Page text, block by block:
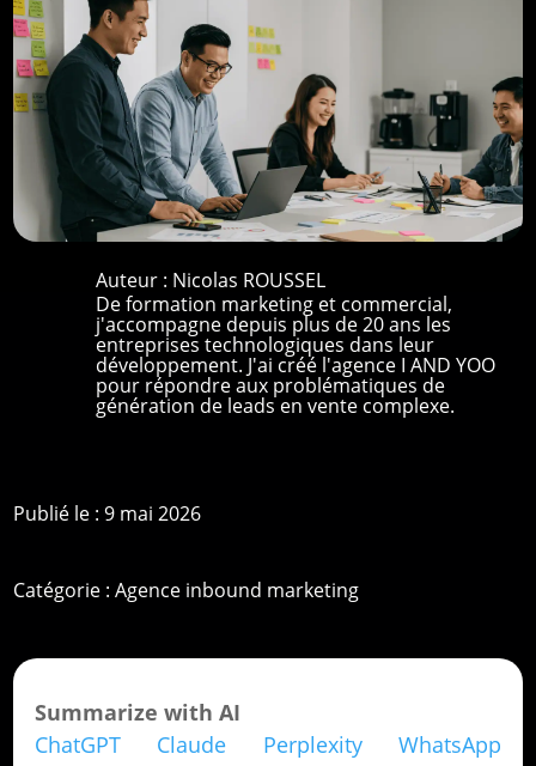
Auteur : Nicolas ROUSSEL
De formation marketing et commercial,
j'accompagne depuis plus de 20 ans les
entreprises technologiques dans leur
développement. J'ai créé l'agence I AND YOO
pour répondre aux problématiques de
génération de leads en vente complexe.
Publié le : 9 mai 2026
Catégorie :Agence inbound marketing
Summarize with AI
ChatGPT
Claude Perplexity
WhatsApp